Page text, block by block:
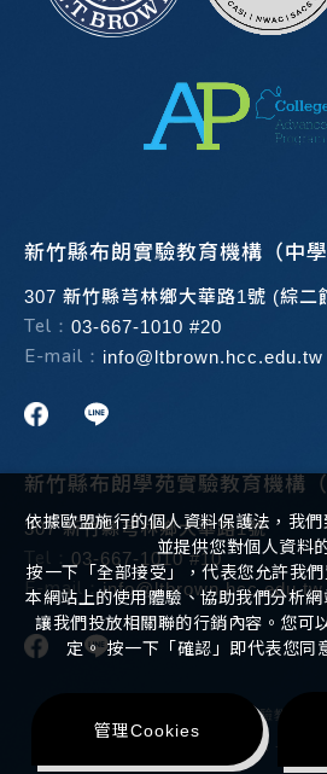
新竹縣布朗實驗教育機構（中學
307 新竹縣芎林鄉大華路1號 (綜二
Tel： 03-667-1010 #20
E-mail： info@ltbrown.hcc.edu.tw
新竹縣布朗學苑實驗教育機構（
307 新竹縣芎林鄉大華路1號
Tel： 03-667-1010 #10
E-mail：info@ltbrown.hcc.edu.tw
布朗學苑實驗教育機構
Design -
依據歐盟施行的個人資料保護法，我
並提供您對個人資料
按一下「全部接受」，代表您允許我
本網站上的使用體驗、協助我們分析
讓我們投放相關聯的行銷內容。您可
定。 按一下「確認」即代表您同
管理Cookies